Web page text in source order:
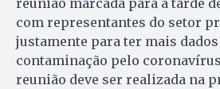
reunião marcada para a tarde
com representantes do setor
justamente para ter mais dados
contaminação pelo
reunião deve ser realizada na